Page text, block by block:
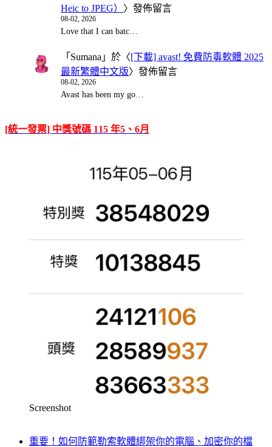
Heic to JPEG） 〉發佈留言
08-02, 2026
Love that I can batc…
「 Sumana 」於〈[下載] avast! 免費防毒軟體 2025
最新繁體中文版〉發佈留言
08-02, 2026
Avast has been my go…
[統一發票] 中獎號碼 115 年5、6月
Screenshot
重要！如何防範勒索軟體綁架你的電腦、加密你的檔